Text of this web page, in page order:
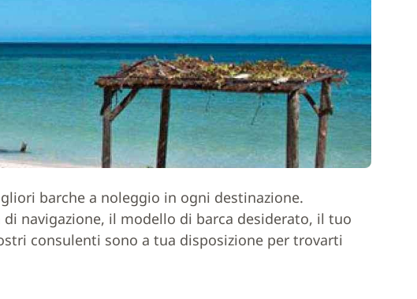
barche a noleggio in ogni destinazione.
navigazione, il modello di barca desiderato, il tuo
consulenti sono a tua disposizione per trovarti